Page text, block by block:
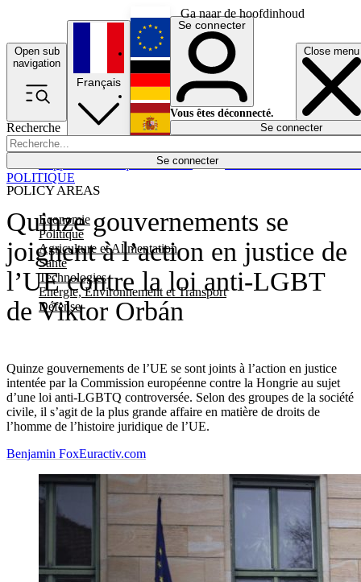
Ga naar de hoofdinhoud
Open sub
navigation
Close menu
Recherche
Se connecter
POLICY AREAS
Economie
Politique
Agriculture et Alimentation
Santé
Technologies
Energie, Environnement et Transport
Défense
Économie
Français
English
Deutsch
Español
Se connecter
Vous êtes déconnecté.
Se connecter
Quinze gouvernements se
joignent à l’action en justice de
l’UE contre la loi anti-LGBT
de Viktor Orbán
Quinze gouvernements de l’UE se sont joints à l’action en justice
intentée par la Commission européenne contre la Hongrie au sujet
d’une loi anti-LGBTQ controversée. Selon des groupes de la société
civile, il s’agit de la plus grande affaire en matière de droits de
l’homme de l’histoire juridique de l’UE.
POLITIQUE
Benjamin FoxEuractiv.com